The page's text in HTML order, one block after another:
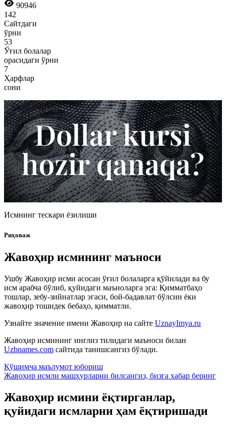
90946
142
Сайтдаги
ўрни
53
Ўғил болалар
орасидаги ўрни
7
Ҳарфлар
сони
Исмнинг тескари ёзилиши
Риҳоваж
Жавоҳир исмининг маъноси
Ушбу Жавоҳир исми асосан ўғил болаларга қўйилади ва бу
исм арабча бўлиб, қуйидаги маъноларга эга: Қимматбаҳо
тошлар, зебу-зийнатлар эгаси, бой-бадавлат бўлсин ёки
жавоҳир тошидек бебаҳо, қимматли.
Узнайте значение имени Жавоҳир на сайте UznayImya.ru
Жавоҳир исмининг инглиз тилидаги маъноси билан
Uzbnames.com сайтида танишсангиз бўлади.
Қўшимча маълумот юбориш
Жавоҳир исмли машҳурларни билсангиз, бизга хабар беринг
Жавоҳир исмини ёқтирганлар,
қуйидаги исмларни ҳам ёқтиришади